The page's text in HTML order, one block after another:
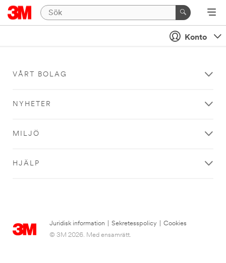
Konto
VÅRT BOLAG
NYHETER
MILJÖ
HJÄLP
Juridisk information Sekretesspolicy
Cookies
© 3M 2026. Med ensamrätt.